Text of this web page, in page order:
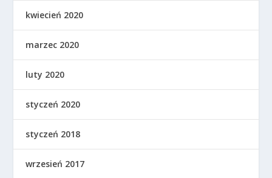
kwiecień 2020
marzec 2020
luty 2020
styczeń 2020
styczeń 2018
wrzesień 2017